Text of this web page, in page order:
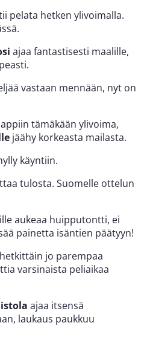
pelata hetken ylivoimalla.
ajaa fantastisesti maalille,
vastaan mennään, nyt on
tämäkään ylivoima,
jäähy korkeasta mailasta.
käyntiin.
tulosta. Suomelle ottelun
aukeaa huipputontti, ei
painetta isäntien päätyyn!
jo parempaa
varsinaista peliaikaa
ajaa itsensä
laukaus paukkuu